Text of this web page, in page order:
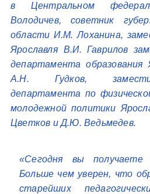
в Центральном
Володичев, советник
области И.М. Лоханина,
Ярославля В.И. Гаврилов
департамента образования
А.Н. Гудков,
департамента по
молодежной политики
Цветков и Д.Ю. Ведьмедев.
«Сегодня вы получаете
Больше чем уверен, что
старейших